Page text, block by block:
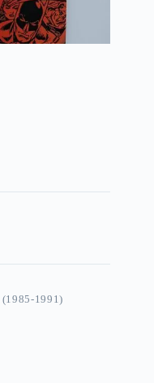
(1985-1991)